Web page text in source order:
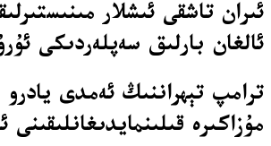
ئىران تاشقى ئىشلار
ئالغان بارلىق سەپلەردىكى
ترامپ تېھراننىڭ ئەمدى
مۇزاكىرە قىلىنمايدىغانلىقىنى